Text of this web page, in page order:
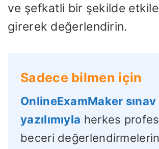
ve şefkatli bir şekilde
girerek değerlendirin.
Sadece bilmen için
OnlineExamMaker sınav
yazılımıyla herkes
beceri